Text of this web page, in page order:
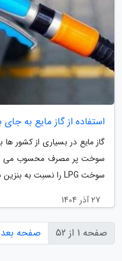
استفاده از گاز مایع به
گاز مایع در بسیاری از کشور
سوخت پر مصرف محسوب می
سوخت LPG را نسبت به بنزین بررسی و مقایسه کنیم.
27 آذر 1404
صفحه 1 از 52 صفحه بعد